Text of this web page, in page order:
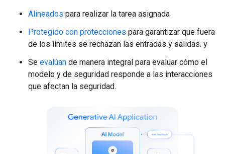
Alineados para realizar la tarea asignada
Protegido con protecciones para garantizar que fuera
de los límites se rechazan las entradas y salidas. y
Se evalúan de manera integral para evaluar cómo el
modelo y de seguridad responde a las interacciones
que afectan la seguridad.